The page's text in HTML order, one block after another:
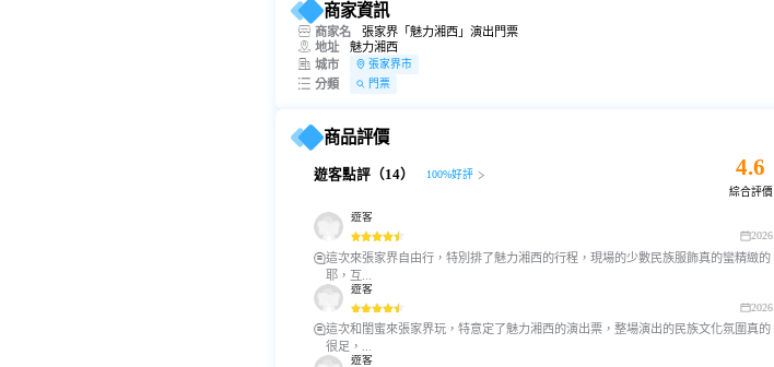
商家資訊
商家名
張家界「魅力湘西」演出門票
地址
魅力湘西
城市
張家界市
分類 門票
商品評價
遊客點評（14） 100%好評 4.6
綜合評價
遊客
2026
這次來張家界自由行，特別排了魅力湘西的行程，現場的少數民族服飾真的蠻精緻的
耶，互...
遊客
2026
這次和閨蜜來張家界玩，特意定了魅力湘西的演出票，整場演出的民族文化氛圍真的
很足，...
遊客